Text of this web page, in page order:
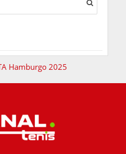
Hamburgo 2025